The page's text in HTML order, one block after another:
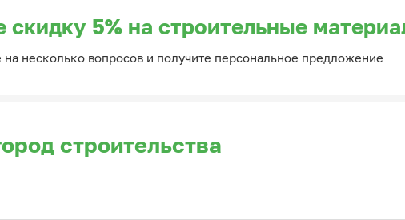
скидку 5% на строительные
на несколько вопросов и получите персональное предложение
строительства